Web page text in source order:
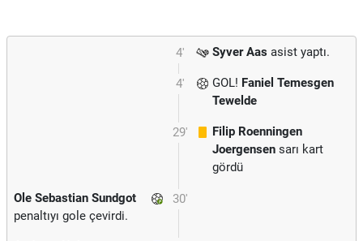
4' Syver Aas asist yaptı.
4' GOL! Faniel Temesgen
Tewelde
29'
Filip Roenningen
Joergensen sarı kart
gördü
30'
Ole Sebastian Sundgot
penaltıyı gole çevirdi.